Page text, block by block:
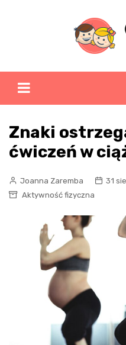
Znaki
ćwiczeń w
Joanna Zaremba
31
Aktywność fizyczna